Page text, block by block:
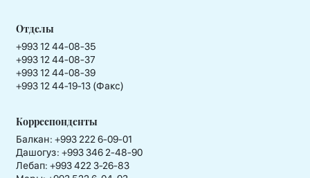
Отделы
+993 12 44-08-35
+993 12 44-08-37
+993 12 44-08-39
+993 12 44-19-13 (Факс)
Корреспонденты
Балкан: +993 222 6-09-01
Дашогуз: +993 346 2-48-90
Лебап: +993 422 3-26-83